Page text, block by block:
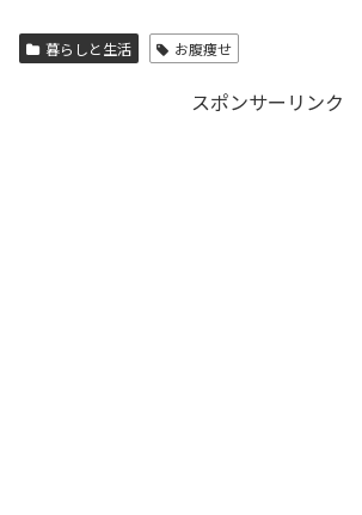
暮らしと生活 お腹痩せ
スポンサーリンク